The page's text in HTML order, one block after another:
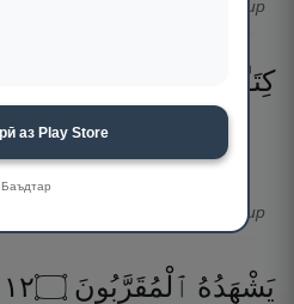
тафсир
كِتَـٰبٌۭ
тафсир
يَشْهَدُهُ ٱلْمُقَرَّبُونَ ۝٢١
аз Play Store
Баъдтар